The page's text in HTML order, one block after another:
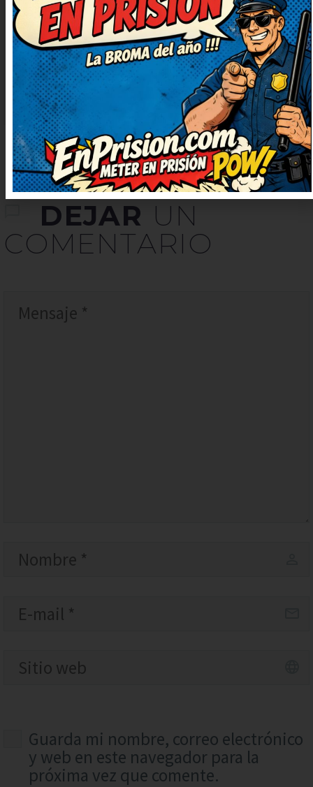
que se rían también. Me ha
cambiado el ánimo para bien,
gracias. Me he quedado con una
sonrisa tonta, ¡genial!
DEJAR UN
COMENTARIO
Guarda mi nombre, correo electrónico
y web en este navegador para la
próxima vez que comente.